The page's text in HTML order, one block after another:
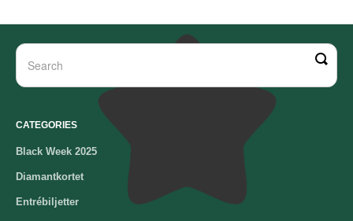
CATEGORIES
Black Week 2025
Diamantkortet
Entrébiljetter